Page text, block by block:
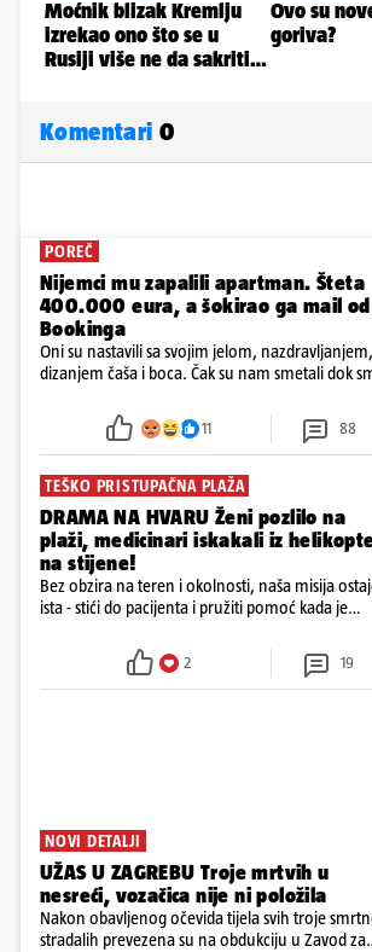
Komentari 0
POREČ
Nijemci mu zapalili apartman. Šteta
400.000 eura, a šokirao ga mail od
Bookinga
Oni su nastavili sa svojim jelom, nazdravljanjem,
dizanjem čaša i boca. Čak su nam smetali dok
požar, rekao je vlasnik
11 88
TEŠKO PRISTUPAČNA PLAŽA
DRAMA NA HVARU Ženi pozlilo na
plaži, medicinari iskakali iz
na stijene!
Bez obzira na teren i okolnosti, naša misija
ista - stići do pacijenta i pružiti pomoć kada je
2 19
NOVI DETALJI
UŽAS U ZAGREBU Troje mrtvih u
nesreći, vozačica nije ni položila
Nakon obavljenog očevida tijela svih troje
stradalih prevezena su na obdukciju u Zavod za